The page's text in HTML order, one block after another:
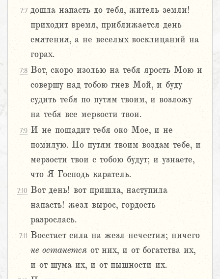
7:7 дошла напасть до тебя, житель земли!
приходит время, приближается день
смятения, а не веселых восклицаний на
горах.
7:8 Вот, скоро изолью на тебя ярость Мою и
совершу над тобою гнев Мой, и буду
судить тебя по путям твоим, и возложу
на тебя все мерзости твои.
7:9 И не пощадит тебя око Мое, и не
помилую. По путям твоим воздам тебе, и
мерзости твои с тобою будут; и узнаете,
что Я Господь каратель.
7:10 Вот день! вот пришла, наступила
напасть! жезл вырос, гордость
разрослась.
7:11 Восстает сила на жезл нечестия; ничего
не останется от них, и от богатства их,
и от шума их, и от пышности их.